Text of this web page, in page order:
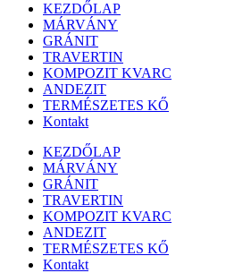
KEZDŐLAP
MÁRVÁNY
GRÁNIT
TRAVERTIN
KOMPOZIT KVARC
ANDEZIT
TERMÉSZETES KŐ
Kontakt
KEZDŐLAP
MÁRVÁNY
GRÁNIT
TRAVERTIN
KOMPOZIT KVARC
ANDEZIT
TERMÉSZETES KŐ
Kontakt